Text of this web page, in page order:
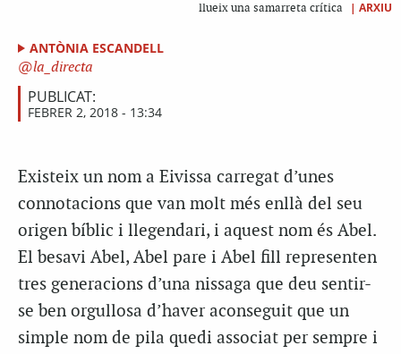
llueix una samarreta crítica
| ARXIU
ANTÒNIA ESCANDELL
la_directa
PUBLICAT:
FEBRER 2, 2018 - 13:34
Existeix un nom a Eivissa carregat d’unes
connotacions que van molt més enllà del seu
origen bíblic i llegendari, i aquest nom és Abel.
El besavi Abel, Abel pare i Abel fill representen
tres generacions d’una nissaga que deu sentir-
se ben orgullosa d’haver aconseguit que un
simple nom de pila quedi associat per sempre i